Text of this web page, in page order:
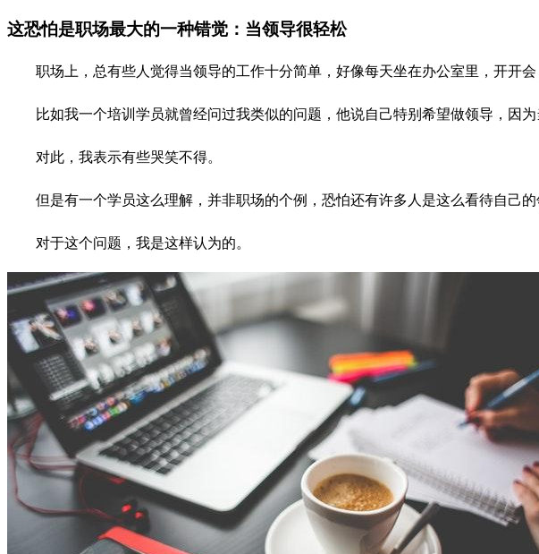
这恐怕是职场最大的一种错觉：当领导很轻松
职场上，总有些人觉得当领导的工作十分简单，好像每天坐在办公室里，开开
比如我一个培训学员就曾经问过我类似的问题，他说自己特别希望做领导，因
对此，我表示有些哭笑不得。
但是有一个学员这么理解，并非职场的个例，恐怕还有许多人是这么看待自己的
对于这个问题，我是这样认为的。